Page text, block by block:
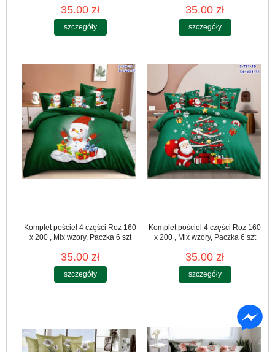
35.00 zł
szczegóły
35.00 zł
szczegóły
Komplet pościel 4 części Roz 160
x 200 , Mix wzory, Paczka 6 szt
35.00 zł
szczegóły
Komplet pościel 4 części Roz 160
x 200 , Mix wzory, Paczka 6 szt
35.00 zł
szczegóły